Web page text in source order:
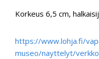
Korkeus 6,5 cm,
https://www.lohja.fi/
museo/nayttelyt/